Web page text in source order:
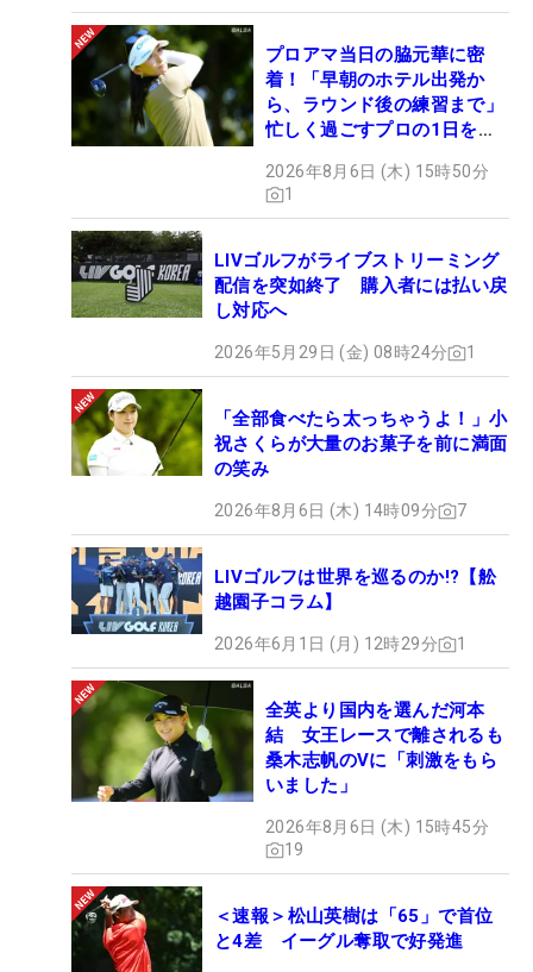
プロアマ当日の脇元華に密
着！「早朝のホテル出発か
ら、ラウンド後の練習まで」
忙しく過ごすプロの1日を公
2026年8月6日 (木) 15時50分
1
LIVゴルフがライブストリーミング
配信を突如終了 購入者には払い戻
し対応へ
2026年5月29日 (金) 08時24分 1
「全部食べたら太っちゃうよ！」小
祝さくらが大量のお菓子を前に満面
の笑み
2026年8月6日 (木) 14時09分 7
LIVゴルフは世界を巡るのか!?【舩
越園子コラム】
2026年6月1日 (月) 12時29分 1
全英より国内を選んだ河本
結 女王レースで離されるも
桑木志帆のVに「刺激をもら
いました」
2026年8月6日 (木) 15時45分
19
＜速報＞松山英樹は「65」で首位
と4差 イーグル奪取で好発進